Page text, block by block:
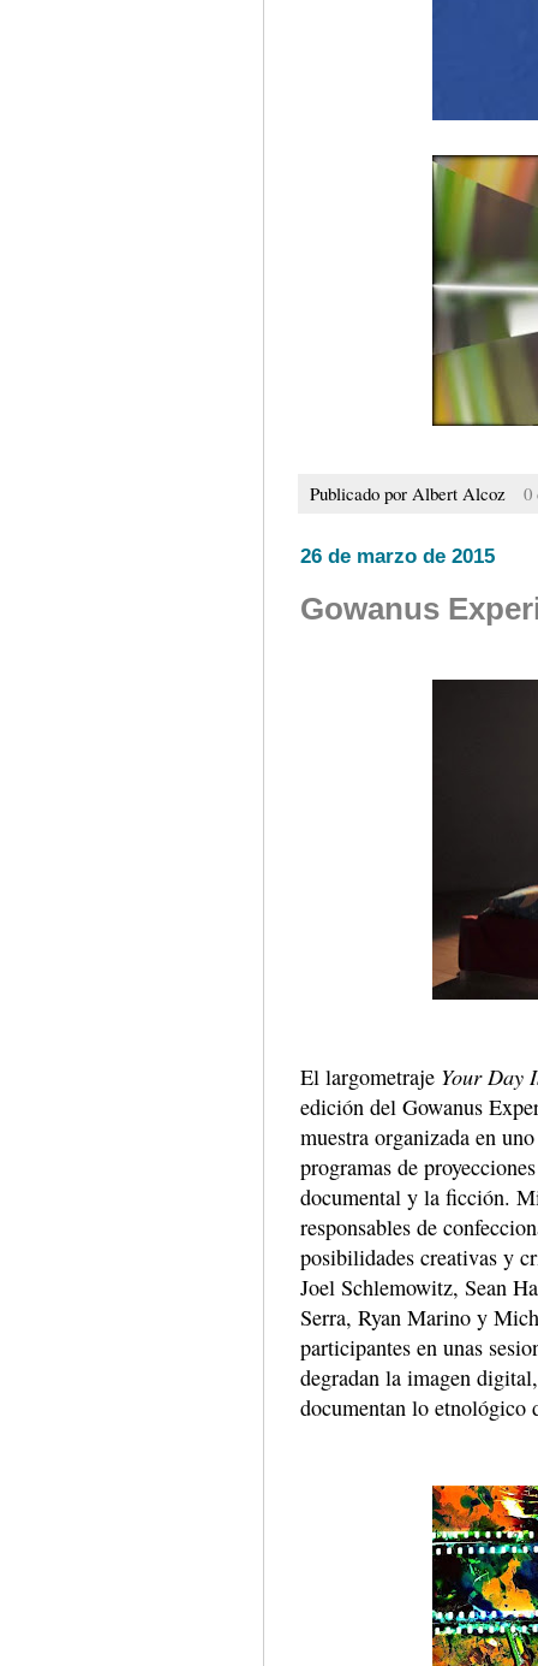
Publicado por Albert Alcoz 0
26 de marzo de 2015
Gowanus
El largometraje Your Day
edición del Gowanus
muestra organizada en
programas de
documental y la ficción.
responsables de
posibilidades creativas y
Joel Schlemowitz, Sean
Serra, Ryan Marino y
participantes en unas
degradan la imagen
documentan lo etnológico